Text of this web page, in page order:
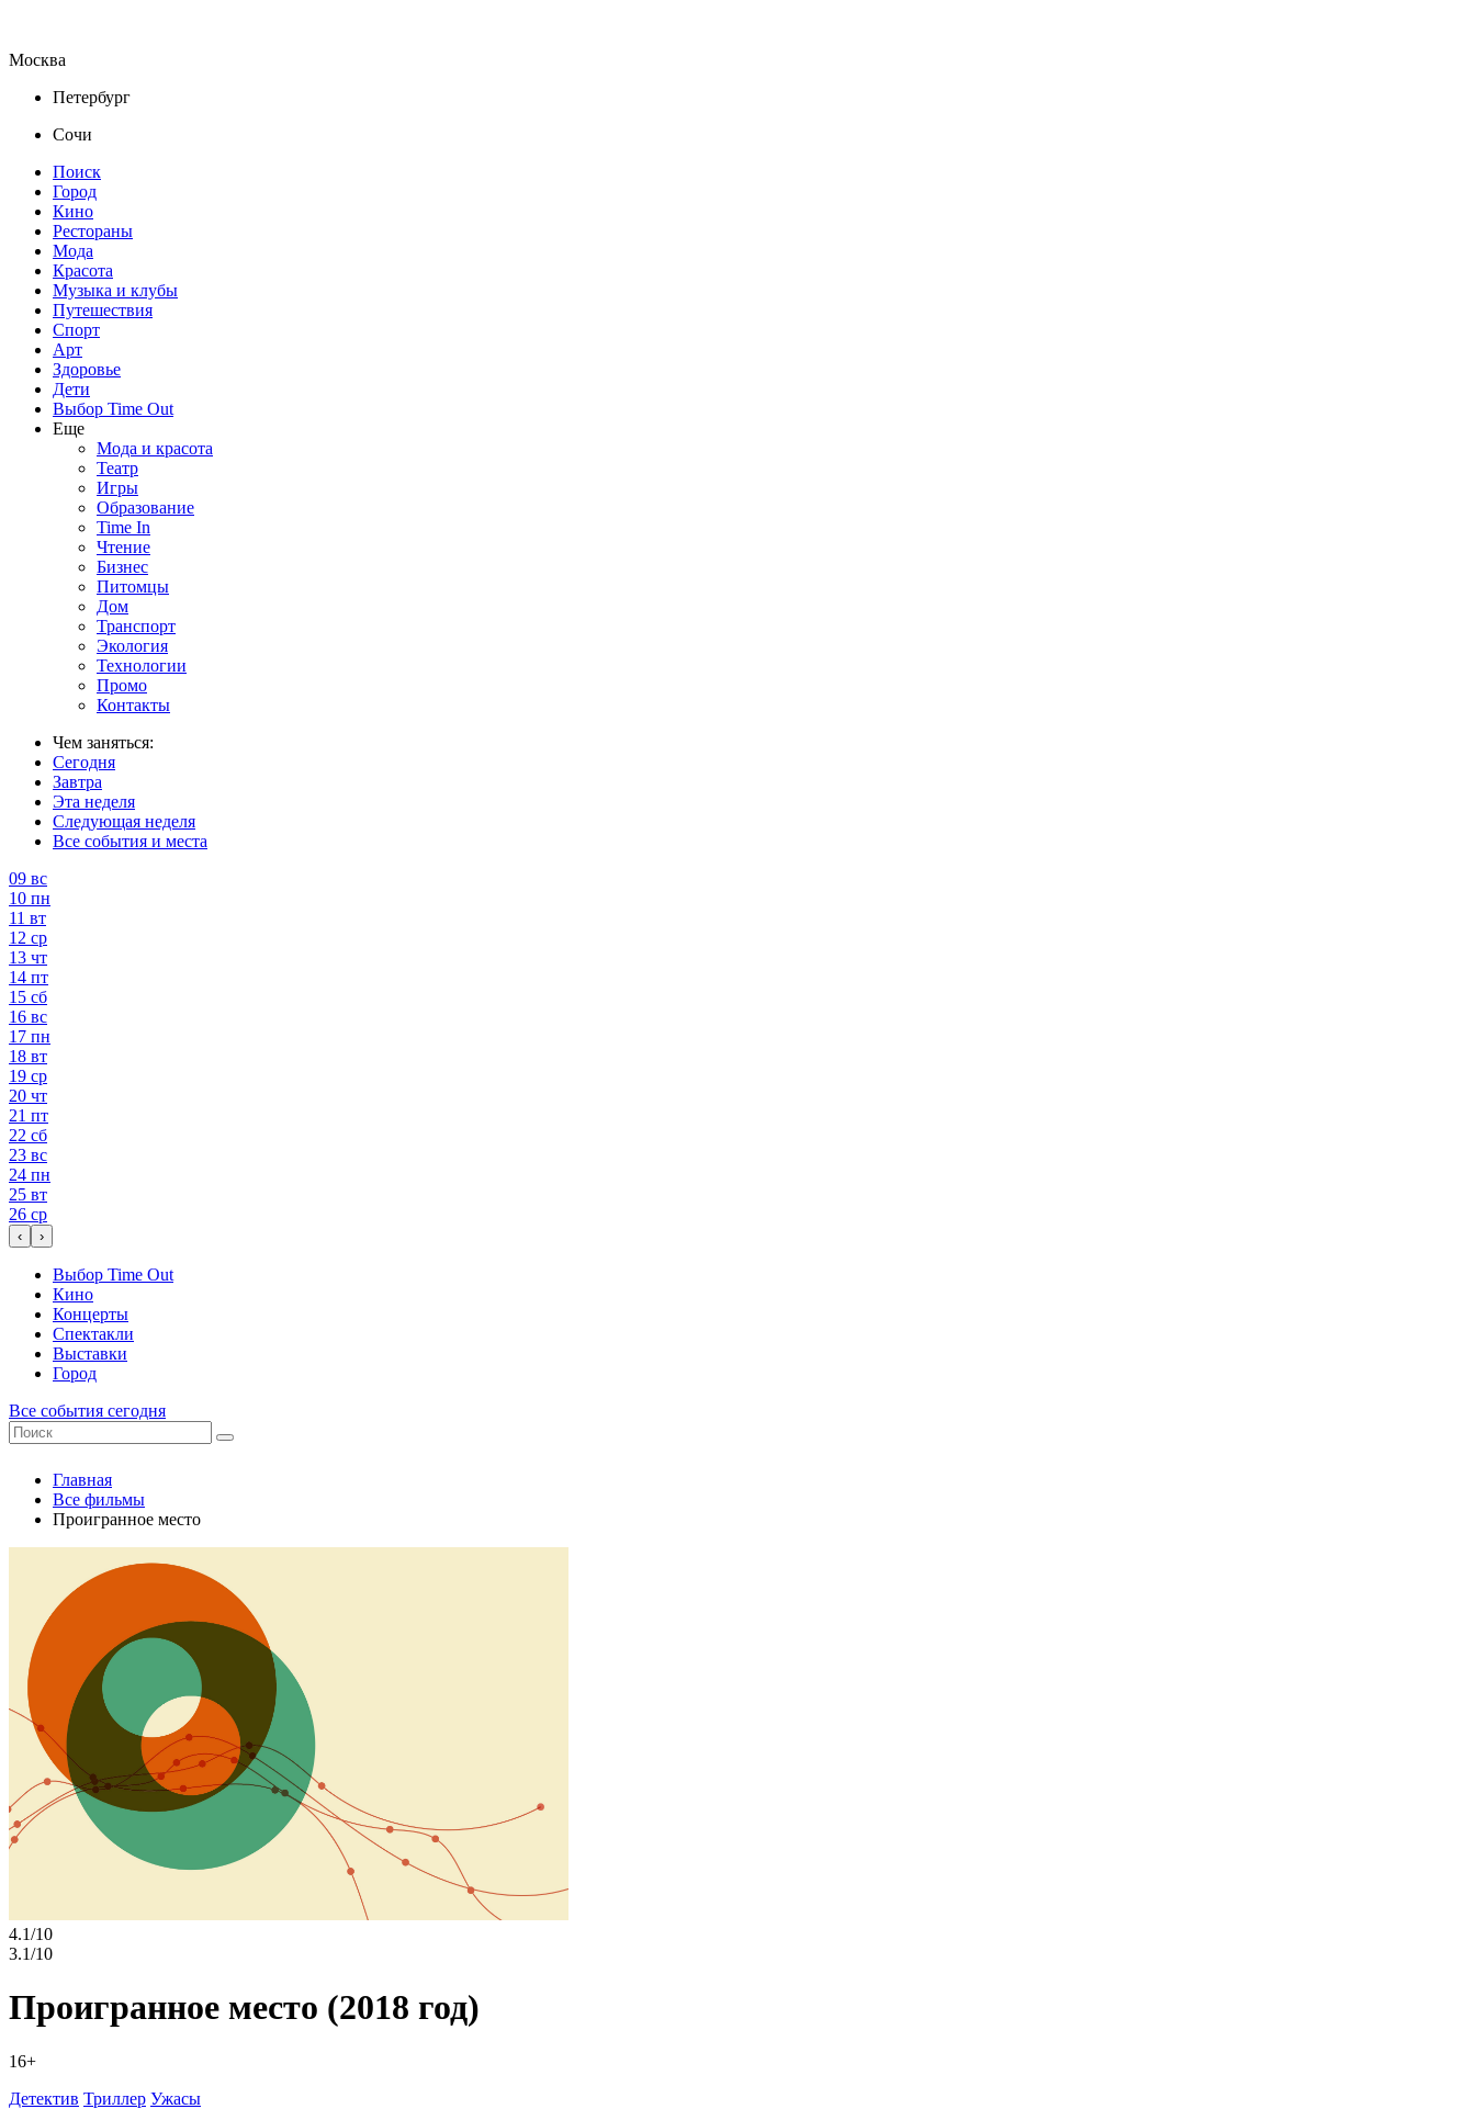
Москва
Петербург
Сочи
Поиск
Город
Кино
Рестораны
Мода
Красота
Музыка и клубы
Путешествия
Спорт
Арт
Здоровье
Дети
Выбор Time Out
Еще
Мода и красота
Театр
Игры
Образование
Time In
Чтение
Бизнес
Питомцы
Дом
Транспорт
Экология
Технологии
Промо
Контакты
Чем заняться:
Сегодня
Завтра
Эта неделя
Следующая неделя
Все события и места
09 вс
10 пн
11 вт
12 ср
13 чт
14 пт
15 сб
16 вс
17 пн
18 вт
19 ср
20 чт
21 пт
22 сб
23 вс
24 пн
25 вт
26 ср
‹ ›
Выбор Time Out
Кино
Концерты
Спектакли
Выставки
Город
Все события сегодня
Главная
Все фильмы
Проигранное место
4.1/10
3.1/10
Проигранное место (2018 год)
16+
Детектив Триллер Ужасы